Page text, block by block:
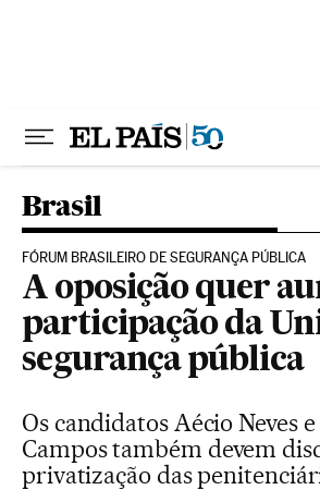
Brasil
FÓRUM BRASILEIRO DE SEGURANÇA PÚBLICA
A oposição quer
participação da
segurança pública
Os candidatos Aécio Neves
Campos também devem
privatização das